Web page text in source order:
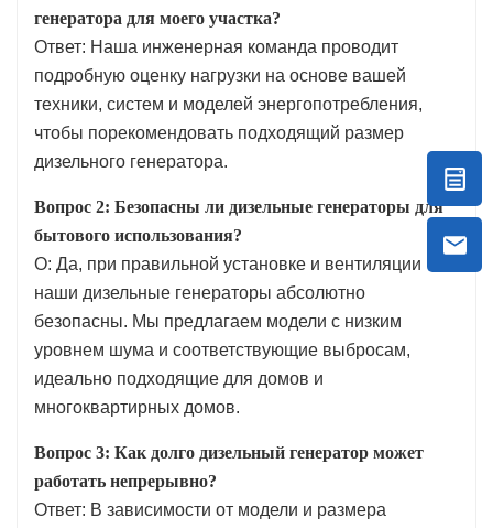
генератора для моего участка?
Ответ: Наша инженерная команда проводит
подробную оценку нагрузки на основе вашей
техники, систем и моделей энергопотребления,
чтобы порекомендовать подходящий размер
дизельного генератора.
Вопрос 2: Безопасны ли дизельные генераторы для
бытового использования?
О: Да, при правильной установке и вентиляции
наши дизельные генераторы абсолютно
безопасны. Мы предлагаем модели с низким
уровнем шума и соответствующие выбросам,
идеально подходящие для домов и
многоквартирных домов.
Вопрос 3: Как долго дизельный генератор может
работать непрерывно?
Ответ: В зависимости от модели и размера